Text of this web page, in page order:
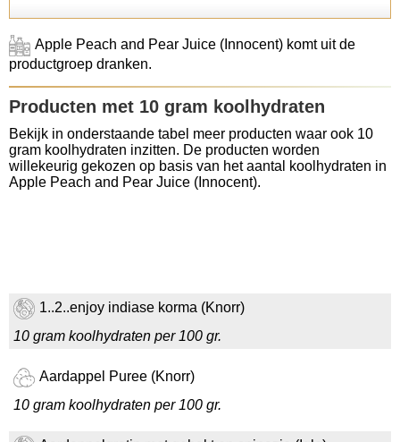
Apple Peach and Pear Juice (Innocent) komt uit de
productgroep dranken.
Producten met 10 gram koolhydraten
Bekijk in onderstaande tabel meer producten waar ook 10
gram koolhydraten inzitten. De producten worden
willekeurig gekozen op basis van het aantal koolhydraten in
Apple Peach and Pear Juice (Innocent).
1..2..enjoy indiase korma (Knorr)
10 gram koolhydraten per 100 gr.
Aardappel Puree (Knorr)
10 gram koolhydraten per 100 gr.